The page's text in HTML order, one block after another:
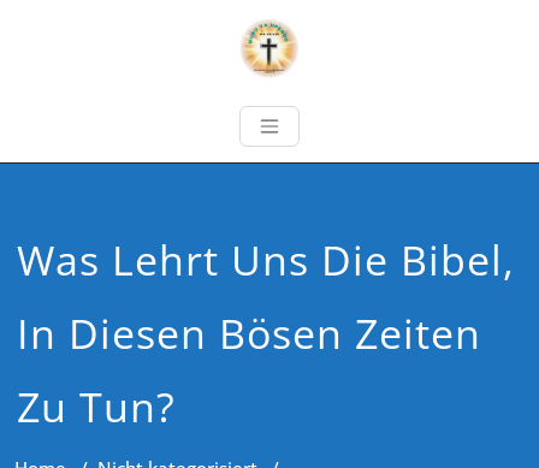
Was Lehrt Uns Die Bibel,
In Diesen Bösen Zeiten
Zu Tun?